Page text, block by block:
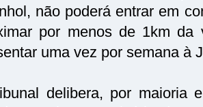
não poderá entrar em
por menos de 1km
uma vez por semana à
delibera, por maioria